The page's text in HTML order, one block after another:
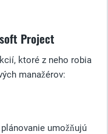
Project
ktoré z neho robia
manažérov:
umožňujú